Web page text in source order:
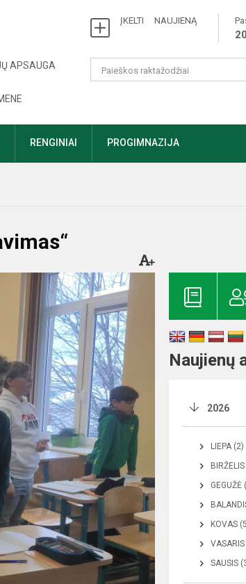
APSAUGA
ĮKELTI NAUJIENĄ
RENGINIAI PROGIMNAZIJA
Naujienų
2026
LIEPA (2)
GEGUŽĖ
KOVAS
SAUSIS